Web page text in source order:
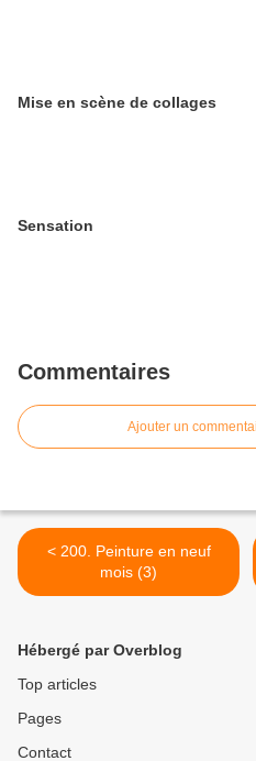
Mise en scène de collages
Sensation
Commentaires
Ajouter un
< 200. Peinture en neuf
mois (3)
Hébergé par Overblog
Top articles
Pages
Contact